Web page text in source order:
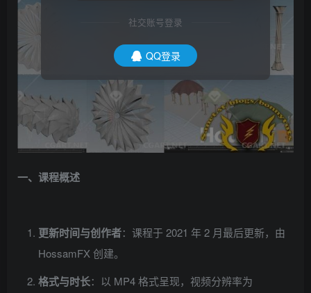
一、课程概述
更新时间与创作者：课程于 2021 年 2 月最后更新，由
HossamFX 创建。
格式与时长：以 MP4 格式呈现，视频分辨率为
社交账号登录
QQ登录